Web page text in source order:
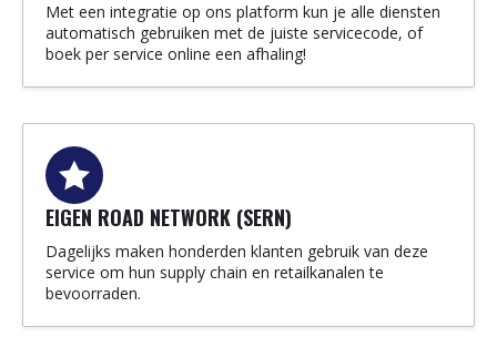
Met een integratie op ons platform kun je alle diensten
automatisch gebruiken met de juiste servicecode, of
boek per service online een afhaling!
EIGEN ROAD NETWORK (SERN)
Dagelijks maken honderden klanten gebruik van deze
service om hun supply chain en retailkanalen te
bevoorraden.